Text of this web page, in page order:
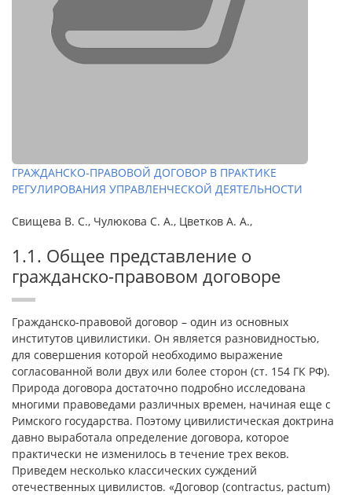
ГРАЖДАНСКО-ПРАВОВОЙ ДОГОВОР В ПРАКТИКЕ
РЕГУЛИРОВАНИЯ УПРАВЛЕНЧЕСКОЙ ДЕЯТЕЛЬНОСТИ
Свищева В. С., Чулюкова С. А., Цветков А. А.,
1.1. Общее представление о
гражданско-правовом договоре
Гражданско-правовой договор – один из основных
институтов цивилистики. Он является разновидностью,
для совершения которой необходимо выражение
согласованной воли двух или более сторон (ст. 154 ГК РФ).
Природа договора достаточно подробно исследована
многими правоведами различных времен, начиная еще с
Римского государства. Поэтому цивилистическая доктрина
давно выработала определение договора, которое
практически не изменилось в течение трех веков.
Приведем несколько классических суждений
отечественных цивилистов. «Договор (contractus, pactum)